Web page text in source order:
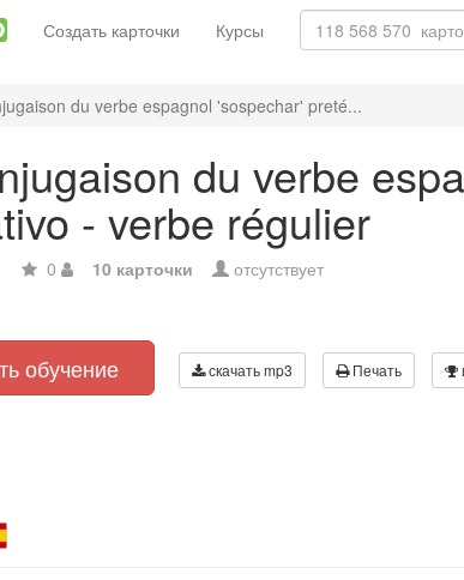
Создать карточки Курсы
du verbe espagnol 'sospechar' preté...
du verbe
- verbe régulier
0 10 карточки отсутствует
обучение скачать mp3 Печать